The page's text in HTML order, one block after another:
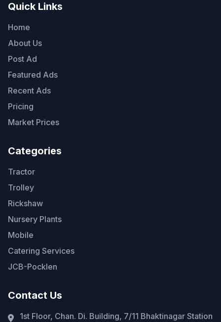
Quick Links
Home
About Us
Post Ad
Featured Ads
Recent Ads
Pricing
Market Prices
Categories
Tractor
Trolley
Rickshaw
Nursery Plants
Mobile
Catering Services
JCB-Pocklen
Contact Us
1st Floor, Chan. Di. Building, 7/11 Bhaktinagar Station